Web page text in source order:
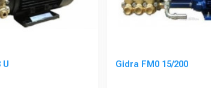
U Gidra FM0 15/200